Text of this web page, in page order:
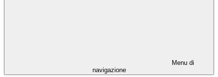
Menu di
navigazione